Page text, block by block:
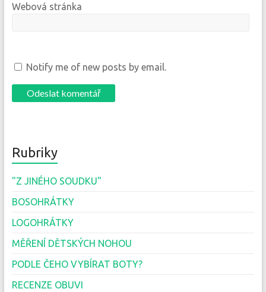
Webová stránka
Notify me of new posts by email.
Rubriky
"Z JINÉHO SOUDKU"
BOSOHRÁTKY
LOGOHRÁTKY
MĚŘENÍ DĚTSKÝCH NOHOU
PODLE ČEHO VYBÍRAT BOTY?
RECENZE OBUVI